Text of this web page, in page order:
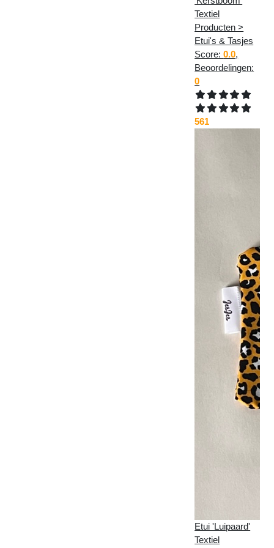
Textiel
Producten >
Etui's & Tasjes
Score:0.0,
Beoordelingen:
0
561
Etui 'Luipaard'
Textiel